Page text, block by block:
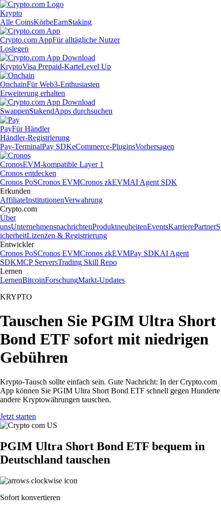
Krypto
Alle CoinsKörbeEarnStaking
Crypto.com AppFür alltägliche Nutzer
Loslegen
KryptoVisa Prepaid-KarteLevel Up
OnchainFür Web3-Enthusiasten
Erweiterung erhalten
SwappenStakendApps durchsuchen
PayFür Händler
Händler-Registrierung
Pay-TerminalPay SDKeCommerce-PluginsVorhersagen
CronosEVM-kompatible Layer 1
Cronos entdecken
Cronos PoSCronos EVMCronos zkEVMAI Agent SDK
Erkunden
AffiliateInstitutionenVerwahrung
Crypto.com
Über
unsUnternehmensnachrichtenProduktneuheitenEventsKarrierePartnerS
icherheitLizenzen & Registrierung
Entwickler
Cronos PoSCronos EVMCronos zkEVMPay SDKAI Agent
SDKMCP ServersTrading Skill Repo
Lernen
LernenBitcoinForschungMarkt-Updates
KRYPTO
Tauschen Sie PGIM Ultra Short
Bond ETF sofort mit niedrigen
Gebühren
Krypto-Tausch sollte einfach sein. Gute Nachricht: In der Crypto.com
App können Sie PGIM Ultra Short Bond ETF schnell gegen Hunderte
andere Kryptowährungen tauschen.
Jetzt starten
PGIM Ultra Short Bond ETF bequem in
Deutschland tauschen
Sofort konvertieren